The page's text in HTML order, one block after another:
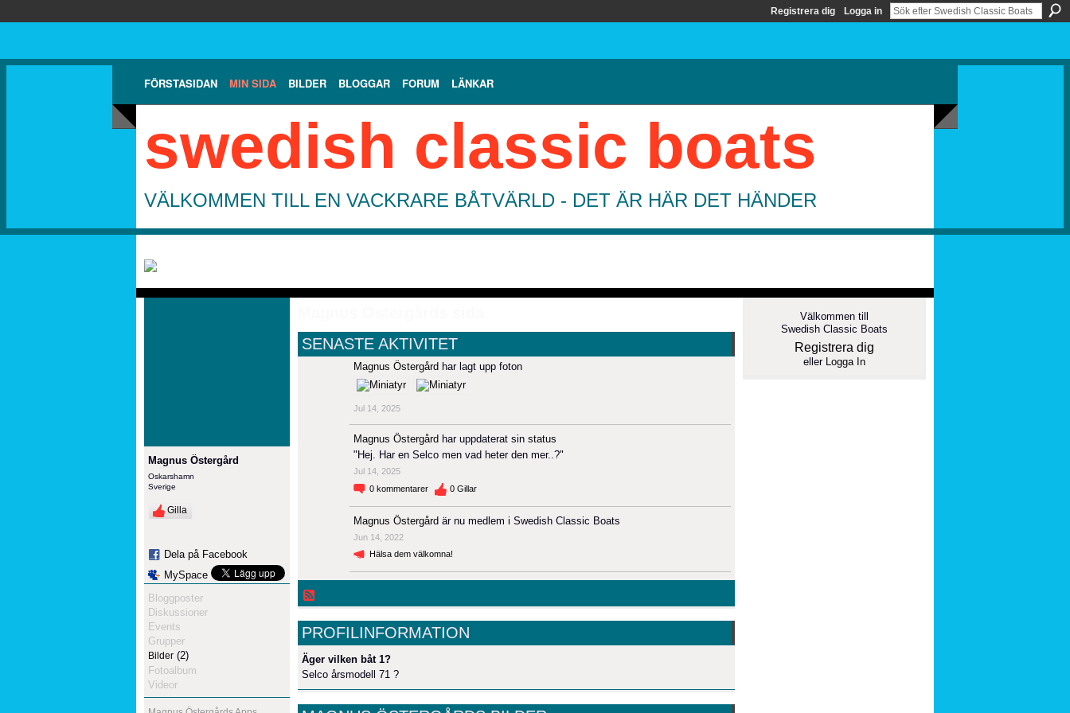
Registrera dig Logga in
FÖRSTASIDAN MIN SIDA BILDER BLOGGAR FORUM LÄNKAR
swedish classic boats
VÄLKOMMEN TILL EN VACKRARE BÅTVÄRLD - DET ÄR HÄR DET HÄNDER
Magnus Östergård
Oskarshamn
Sverige
Gilla
Dela på Facebook
MySpace
Bloggposter
Diskussioner
Events
Grupper
Bilder (2)
Fotoalbum
Videor
SENASTE AKTIVITET
Magnus Östergård har lagt upp foton
Jul 14, 2025
Magnus Östergård har uppdaterat sin status
"Hej. Har en Selco men vad heter den mer..?"
Jul 14, 2025
0 kommentarer 0 Gillar
Magnus Östergård är nu medlem i Swedish Classic Boats
Jun 14, 2022
Hälsa dem välkomna!
PROFILINFORMATION
Äger vilken båt 1?
Selco årsmodell 71 ?
Välkommen till
Swedish Classic Boats
Registrera dig
eller Logga In